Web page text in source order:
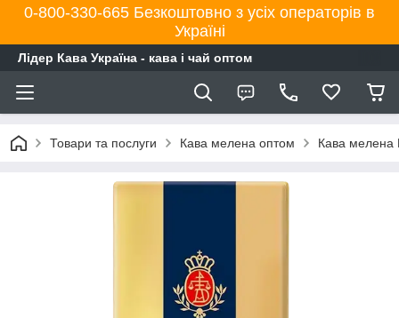
0-800-330-665 Безкоштовно з усіх операторів в
Україні
Лідер Кава Україна - кава і чай оптом
Товари та послуги Кава мелена оптом Кава мелена